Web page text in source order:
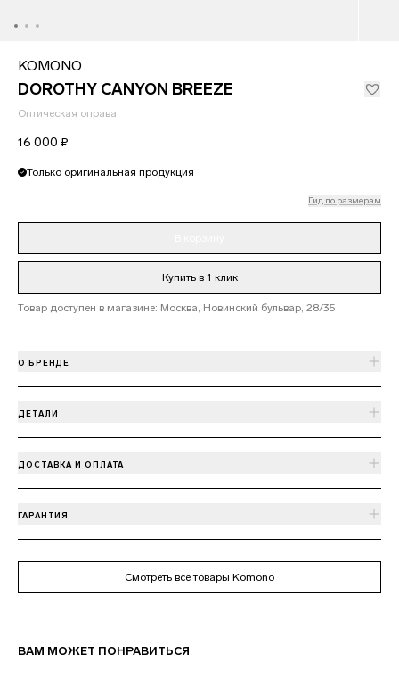
KOMONO
DOROTHY CANYON BREEZE
Оптическая оправа
16 000 ₽
Только оригинальная продукция
Гид по размерам
Купить в 1 клик
Товар доступен в магазине: Москва, Новинский бульвар, 28/35
О БРЕНДЕ
ДЕТАЛИ
ДОСТАВКА И ОПЛАТА
ГАРАНТИЯ
Смотреть все товары Komono
ВАМ МОЖЕТ ПОНРАВИТЬСЯ